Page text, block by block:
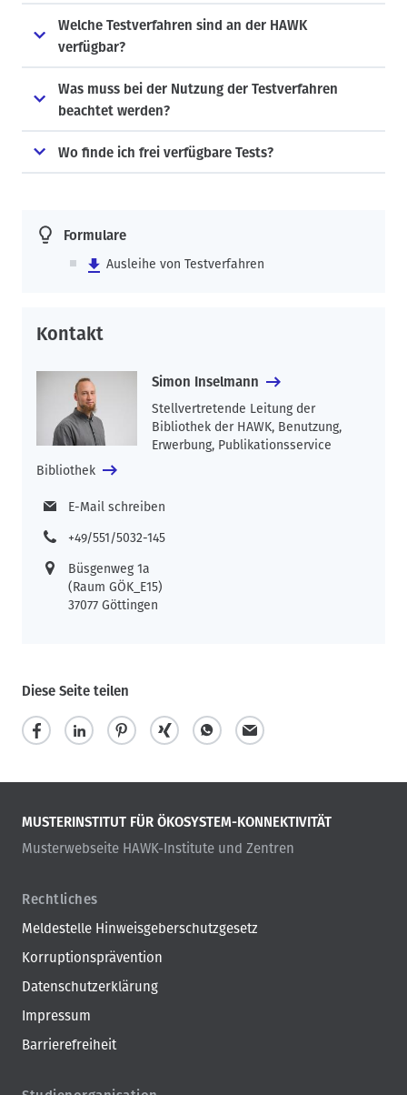
Welche Testverfahren sind an der HAWK
verfügbar?
Was muss bei der Nutzung der Testverfahren
beachtet werden?
Wo finde ich frei verfügbare Tests?
Formulare
Ausleihe von Testverfahren
Kontakt
Simon Inselmann
Stellvertretende Leitung der
Bibliothek der HAWK, Benutzung,
Erwerbung, Publikationsservice
Bibliothek
E-Mail schreiben
+49/551/5032-145
Büsgenweg 1a
(Raum GÖK_E15)
37077 Göttingen
Diese Seite teilen
MUSTERINSTITUT FÜR ÖKOSYSTEM-KONNEKTIVITÄT
Musterwebseite HAWK-Institute und Zentren
Rechtliches
Meldestelle Hinweisgeberschutzgesetz
Korruptionsprävention
Datenschutzerklärung
Impressum
Barrierefreiheit